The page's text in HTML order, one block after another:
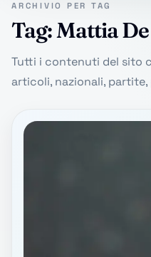
ARCHIVIO PER TAG
Tag: Mattia
Tutti i contenuti del sito
articoli, nazionali,